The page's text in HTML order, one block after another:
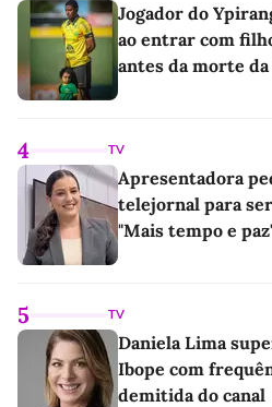
Jogador do
ao entrar com
antes da morte
4 TV
Apresentadora
telejornal para
"Mais tempo e
5 TV
Daniela Lima
Ibope com
demitida do canal